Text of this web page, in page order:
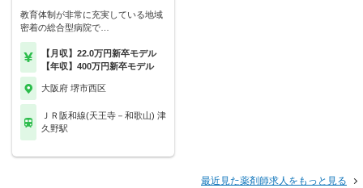
教育体制が非常に充実している地域
密着の総合型病院で…
【月収】22.0万円新卒モデル
【年収】400万円新卒モデル
大阪府 堺市西区
ＪＲ阪和線(天王寺－和歌山) 津
久野駅
最近見た薬剤師求人をもっと見る